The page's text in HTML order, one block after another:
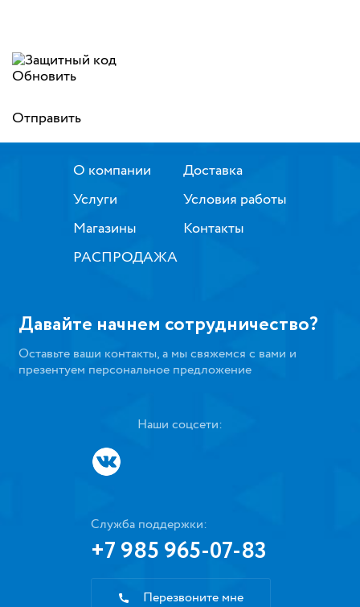
Обновить
Отправить
О компании
Услуги
Магазины
РАСПРОДАЖА
Доставка
Условия работы
Контакты
Давайте начнем сотрудничество?
Оставьте ваши контакты, а мы свяжемся с вами и
презентуем персональное предложение
Наши соцсети:
Служба поддержки:
+7 985 965-07-83
Перезвоните мне